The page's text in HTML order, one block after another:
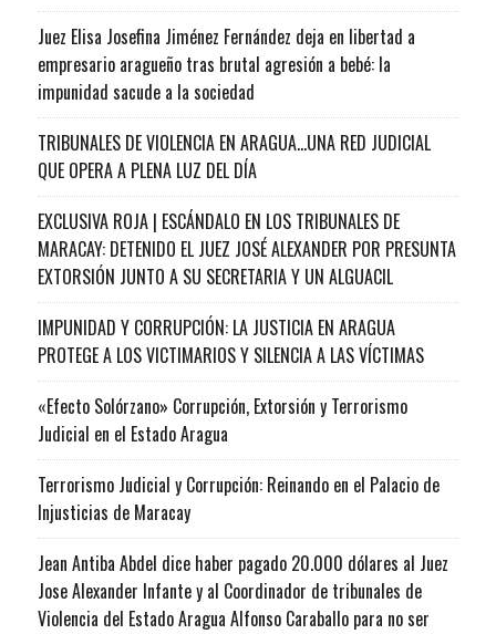
Juez Elisa Josefina Jiménez Fernández deja en libertad a
empresario aragueño tras brutal agresión a bebé: la
impunidad sacude a la sociedad
TRIBUNALES DE VIOLENCIA EN ARAGUA…UNA RED JUDICIAL
QUE OPERA A PLENA LUZ DEL DÍA
EXCLUSIVA ROJA | ESCÁNDALO EN LOS TRIBUNALES DE
MARACAY: DETENIDO EL JUEZ JOSÉ ALEXANDER POR PRESUNTA
EXTORSIÓN JUNTO A SU SECRETARIA Y UN ALGUACIL
IMPUNIDAD Y CORRUPCIÓN: LA JUSTICIA EN ARAGUA
PROTEGE A LOS VICTIMARIOS Y SILENCIA A LAS VÍCTIMAS
«Efecto Solórzano» Corrupción, Extorsión y Terrorismo
Judicial en el Estado Aragua
Terrorismo Judicial y Corrupción: Reinando en el Palacio de
Injusticias de Maracay
Jean Antiba Abdel dice haber pagado 20.000 dólares al Juez
Jose Alexander Infante y al Coordinador de tribunales de
Violencia del Estado Aragua Alfonso Caraballo para no ser